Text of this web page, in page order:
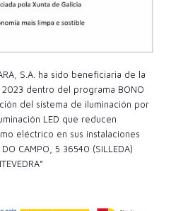
S.A. ha sido beneficiaria de la
2023 dentro del programa BONO
del sistema de iluminación por
LED que reducen
eléctrico en sus instalaciones
CAMPO, 5 36540 (SILLEDA)